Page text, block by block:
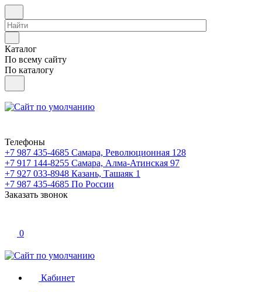
Каталог
По всему сайту
По каталогу
Телефоны
+7 987 435-4685 Самара, Революционная 128
+7 917 144-8255 Самара, Алма-Атинская 97
+7 927 033-8948 Казань, Ташаяк 1
+7 987 435-4685 По России
Заказать звонок
0
Кабинет